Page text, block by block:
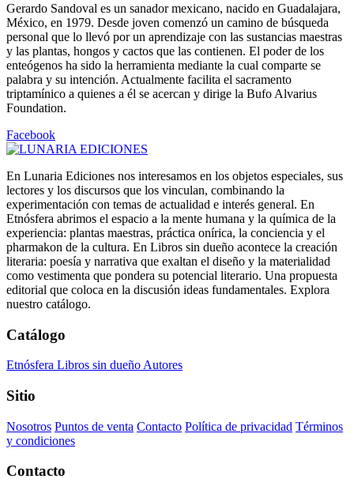
Gerardo Sandoval es un sanador mexicano, nacido en Guadalajara,
México, en 1979. Desde joven comenzó un camino de búsqueda
personal que lo llevó por un aprendizaje con las sustancias maestras
y las plantas, hongos y cactos que las contienen. El poder de los
enteógenos ha sido la herramienta mediante la cual comparte se
palabra y su intención. Actualmente facilita el sacramento
triptamínico a quienes a él se acercan y dirige la Bufo Alvarius
Foundation.
Facebook
En Lunaria Ediciones nos interesamos en los objetos especiales, sus
lectores y los discursos que los vinculan, combinando la
experimentación con temas de actualidad e interés general. En
Etnósfera abrimos el espacio a la mente humana y la química de la
experiencia: plantas maestras, práctica onírica, la conciencia y el
pharmakon de la cultura. En Libros sin dueño acontece la creación
literaria: poesía y narrativa que exaltan el diseño y la materialidad
como vestimenta que pondera su potencial literario. Una propuesta
editorial que coloca en la discusión ideas fundamentales. Explora
nuestro catálogo.
Catálogo
Etnósfera Libros sin dueño Autores
Sitio
Nosotros Puntos de venta Contacto Política de privacidad Términos
y condiciones
Contacto